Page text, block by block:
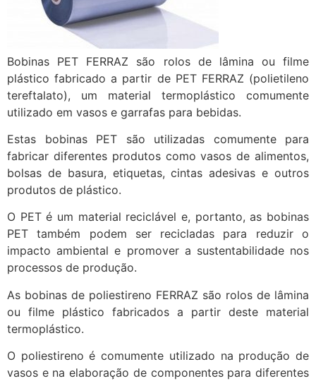
Bobinas PET FERRAZ são rolos de lâmina ou filme
plástico fabricado a partir de PET FERRAZ (polietileno
tereftalato), um material termoplástico comumente
utilizado em vasos e garrafas para bebidas.
Estas bobinas PET são utilizadas comumente para
fabricar diferentes produtos como vasos de alimentos,
bolsas de basura, etiquetas, cintas adesivas e outros
produtos de plástico.
O PET é um material reciclável e, portanto, as bobinas
PET também podem ser recicladas para reduzir o
impacto ambiental e promover a sustentabilidade nos
processos de produção.
As bobinas de poliestireno FERRAZ são rolos de lâmina
ou filme plástico fabricados a partir deste material
termoplástico.
O poliestireno é comumente utilizado na produção de
vasos e na elaboração de componentes para diferentes